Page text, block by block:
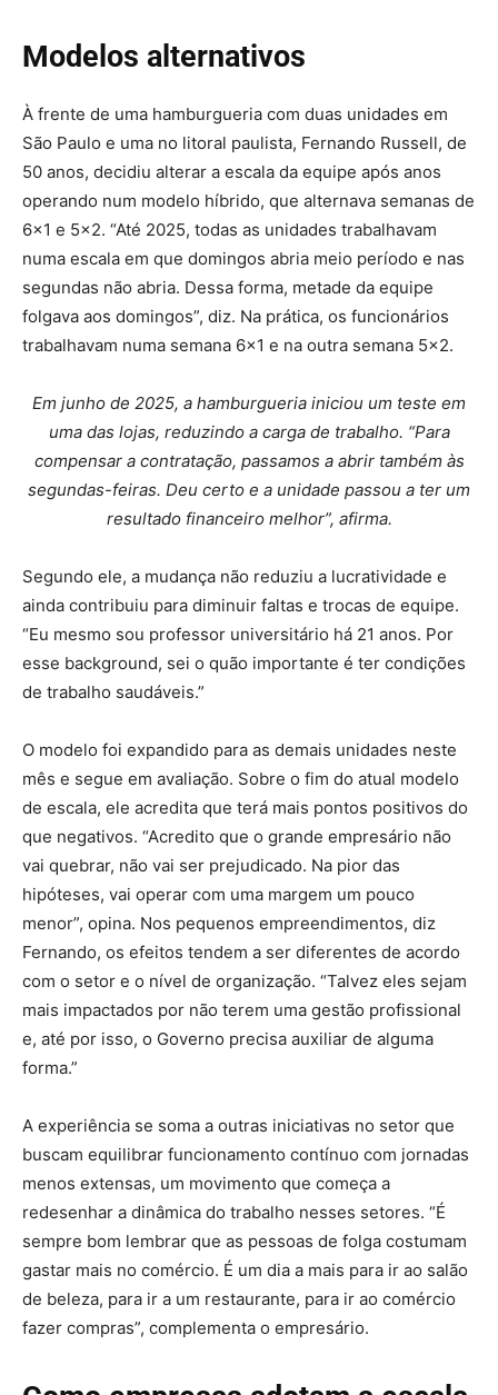
Modelos alternativos
À frente de uma hamburgueria com duas unidades em
São Paulo e uma no litoral paulista, Fernando Russell, de
50 anos, decidiu alterar a escala da equipe após anos
operando num modelo híbrido, que alternava semanas de
6×1 e 5×2. “Até 2025, todas as unidades trabalhavam
numa escala em que domingos abria meio período e nas
segundas não abria. Dessa forma, metade da equipe
folgava aos domingos”, diz. Na prática, os funcionários
trabalhavam numa semana 6×1 e na outra semana 5×2.
Em junho de 2025, a hamburgueria iniciou um teste em
uma das lojas, reduzindo a carga de trabalho. “Para
compensar a contratação, passamos a abrir também às
segundas-feiras. Deu certo e a unidade passou a ter um
resultado financeiro melhor”, afirma.
Segundo ele, a mudança não reduziu a lucratividade e
ainda contribuiu para diminuir faltas e trocas de equipe.
“Eu mesmo sou professor universitário há 21 anos. Por
esse background, sei o quão importante é ter condições
de trabalho saudáveis.”
O modelo foi expandido para as demais unidades neste
mês e segue em avaliação. Sobre o fim do atual modelo
de escala, ele acredita que terá mais pontos positivos do
que negativos. “Acredito que o grande empresário não
vai quebrar, não vai ser prejudicado. Na pior das
hipóteses, vai operar com uma margem um pouco
menor”, opina. Nos pequenos empreendimentos, diz
Fernando, os efeitos tendem a ser diferentes de acordo
com o setor e o nível de organização. “Talvez eles sejam
mais impactados por não terem uma gestão profissional
e, até por isso, o Governo precisa auxiliar de alguma
forma.”
A experiência se soma a outras iniciativas no setor que
buscam equilibrar funcionamento contínuo com jornadas
menos extensas, um movimento que começa a
redesenhar a dinâmica do trabalho nesses setores. “É
sempre bom lembrar que as pessoas de folga costumam
gastar mais no comércio. É um dia a mais para ir ao salão
de beleza, para ir a um restaurante, para ir ao comércio
fazer compras”, complementa o empresário.